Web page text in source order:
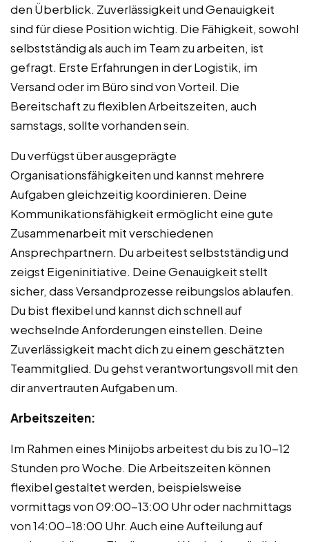
den Überblick. Zuverlässigkeit und Genauigkeit
sind für diese Position wichtig. Die Fähigkeit, sowohl
selbstständig als auch im Team zu arbeiten, ist
gefragt. Erste Erfahrungen in der Logistik, im
Versand oder im Büro sind von Vorteil. Die
Bereitschaft zu flexiblen Arbeitszeiten, auch
samstags, sollte vorhanden sein.
Du verfügst über ausgeprägte
Organisationsfähigkeiten und kannst mehrere
Aufgaben gleichzeitig koordinieren. Deine
Kommunikationsfähigkeit ermöglicht eine gute
Zusammenarbeit mit verschiedenen
Ansprechpartnern. Du arbeitest selbstständig und
zeigst Eigeninitiative. Deine Genauigkeit stellt
sicher, dass Versandprozesse reibungslos ablaufen.
Du bist flexibel und kannst dich schnell auf
wechselnde Anforderungen einstellen. Deine
Zuverlässigkeit macht dich zu einem geschätzten
Teammitglied. Du gehst verantwortungsvoll mit den
dir anvertrauten Aufgaben um.
Arbeitszeiten:
Im Rahmen eines Minijobs arbeitest du bis zu 10-12
Stunden pro Woche. Die Arbeitszeiten können
flexibel gestaltet werden, beispielsweise
vormittags von 09:00-13:00 Uhr oder nachmittags
von 14:00-18:00 Uhr. Auch eine Aufteilung auf